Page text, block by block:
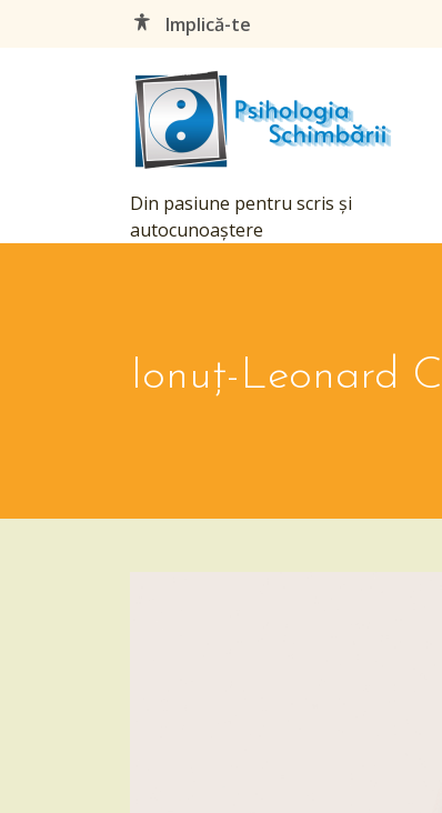
Implică-te
Din pasiune pentru scris şi
autocunoaştere
Ionuţ-Leonard